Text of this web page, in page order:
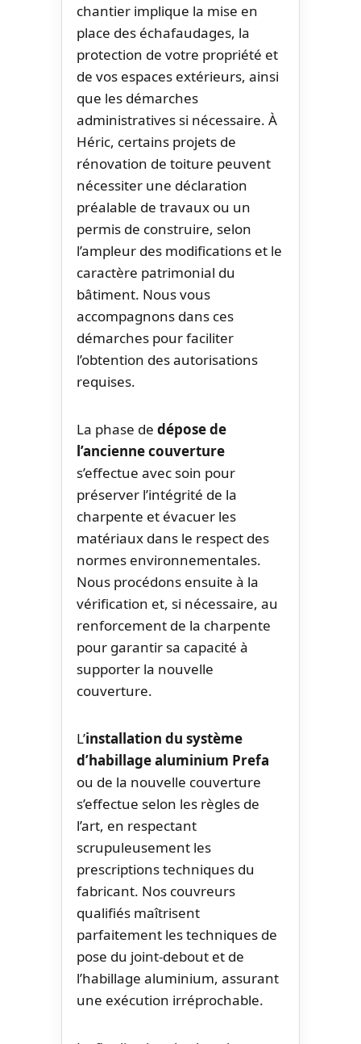
chantier implique la mise en
place des échafaudages, la
protection de votre propriété et
de vos espaces extérieurs, ainsi
que les démarches
administratives si nécessaire. À
Héric, certains projets de
rénovation de toiture peuvent
nécessiter une déclaration
préalable de travaux ou un
permis de construire, selon
l’ampleur des modifications et le
caractère patrimonial du
bâtiment. Nous vous
accompagnons dans ces
démarches pour faciliter
l’obtention des autorisations
requises.
La phase de dépose de
l’ancienne couverture
s’effectue avec soin pour
préserver l’intégrité de la
charpente et évacuer les
matériaux dans le respect des
normes environnementales.
Nous procédons ensuite à la
vérification et, si nécessaire, au
renforcement de la charpente
pour garantir sa capacité à
supporter la nouvelle
couverture.
L’installation du système
d’habillage aluminium Prefa
ou de la nouvelle couverture
s’effectue selon les règles de
l’art, en respectant
scrupuleusement les
prescriptions techniques du
fabricant. Nos couvreurs
qualifiés maîtrisent
parfaitement les techniques de
pose du joint-debout et de
l’habillage aluminium, assurant
une exécution irréprochable.